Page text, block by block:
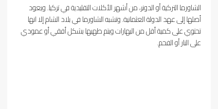
الشاورما التركية أو الدونر، من أشهر الأكلات التقليدية في تركيا. ويعود
أصلها إلى عهد الدولة العثمانية. وتشبه الشاورما في بلاد الشام إلا انها
تحتوي على كمية أقل من البهارات ويتم طهيها بشكل أفقي أو عمودي
على النار أو الفحم.